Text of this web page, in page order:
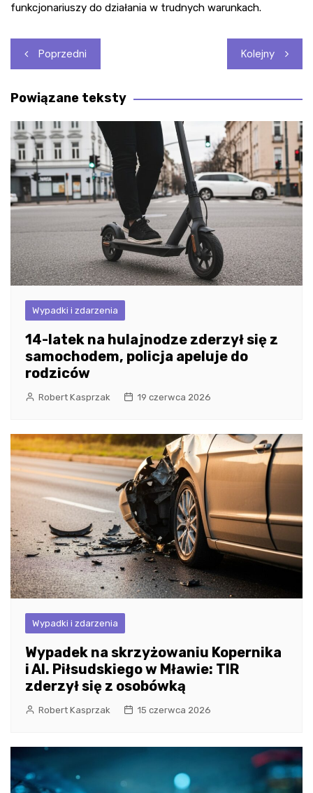
funkcjonariuszy do działania w trudnych warunkach.
Nawigacja
wpisu
Poprzedni Kolejny
Powiązane teksty
Wypadki i zdarzenia
14-latek na hulajnodze zderzył się z
samochodem, policja apeluje do
rodziców
Robert Kasprzak 19 czerwca 2026
Wypadki i zdarzenia
Wypadek na skrzyżowaniu Kopernika
i Al. Piłsudskiego w Mławie: TIR
zderzył się z osobówką
Robert Kasprzak 15 czerwca 2026